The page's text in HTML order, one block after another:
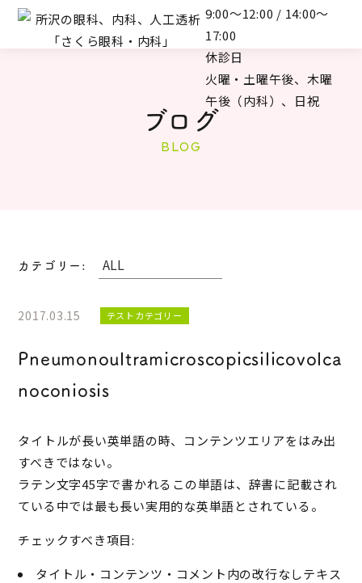
9:00～12:00 / 14:00～
17:00
休診日
火曜・土曜午後、木曜
午後（内科）、日祝
ブログ
BLOG
カテゴリー:
2017.03.15 テストカテゴリー
Pneumonoultramicroscopicsilicovolca
noconiosis
タイトルが長い英単語の時、コンテンツエリアをはみ出
すべきではない。
ラテン文字45字で書かれるこの単語は、辞書に記載され
ている中では最も長い実用的な英単語とされている。
チェックすべき項目:
タイトル・コンテンツ・コメント内の改行なしテキス